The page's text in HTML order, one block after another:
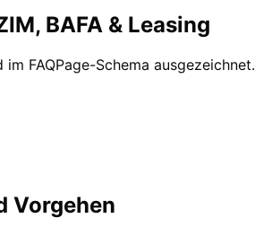
BAFA & Leasing
FAQPage-Schema ausgezeichnet.
Vorgehen